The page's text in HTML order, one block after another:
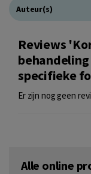
Auteur(s)
Reviews
specifieke
Er zijn nog geen
Alle online